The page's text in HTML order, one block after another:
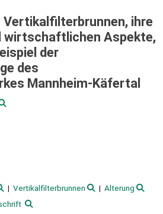
Vertikalfilterbrunnen, ihre
wirtschaftlichen Aspekte,
der
des
Mannheim-Käfertal
Vertikalfilterbrunnen
Alterung